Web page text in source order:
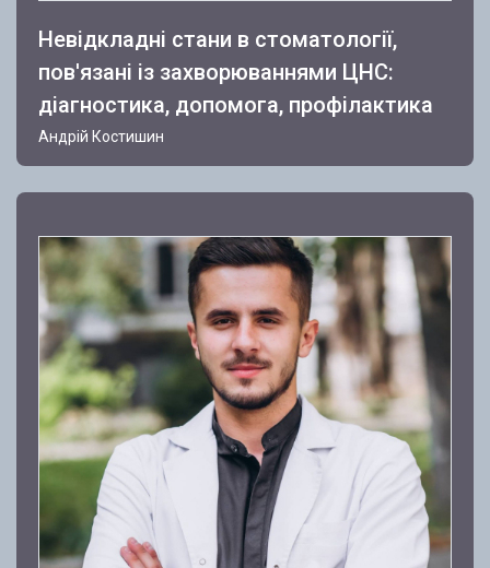
Невідкладні стани в стоматології,
пов'язані із захворюваннями ЦНС:
діагностика, допомога, профілактика
Андрій Костишин